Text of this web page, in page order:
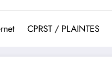
CPRST / PLAINTES